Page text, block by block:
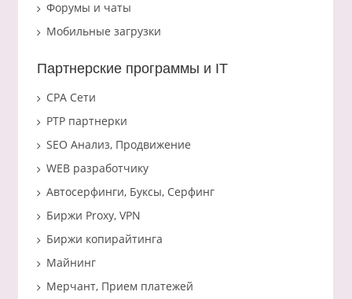
Форумы и чаты
Мобильные загрузки
Партнерские программы и IT
CPA Сети
PTP партнерки
SEO Анализ, Продвижение
WEB разработчику
Автосерфинги, Буксы, Серфинг
Биржи Proxy, VPN
Биржи копирайтинга
Майнинг
Мерчант, Прием платежей